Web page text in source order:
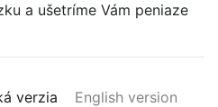
a ušetríme Vám peniaze
verzia
English version